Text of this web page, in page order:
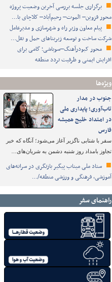
برگزاری جلسه بررسی آخرین وضعیت پروژه
محور قزوین– الموت– رحیم‌آباد– کلاچای با…
پیام معاون وزیر راه و شهرسازی و مدیرعامل
شرکت ساخت و توسعه زیربناهای حمل و نقل…
محور کبودرآهنگ–سوباشی؛ گامی برای
افزایش ایمنی و ظرفیت تردد منطقه
ویژه‌ها
جنوب در مدار
تاب‌آوری؛ پایداری ملی
در امتداد خلیج همیشه
فارس
سفر با شتابی ناگزیر آغاز می‌شود؛ آنگاه که خبر
تجاوز بامداد روز شنبه دشمن به شریان‌های…
ستاد ملی میناب پیگیر بازنگری در سرانه‌های
آموزشی، فرهنگی و ورزشی منطقه/…
راهنمای سفر